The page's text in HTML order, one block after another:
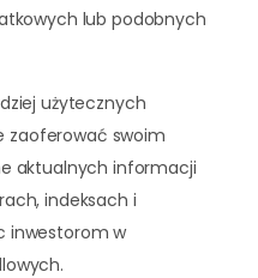
lub podobnych
użytecznych
zaoferować swoim
aktualnych informacji
indeksach i
inwestorom w